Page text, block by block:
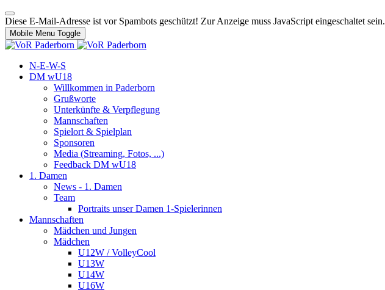
Diese E-Mail-Adresse ist vor Spambots geschützt! Zur Anzeige muss JavaScript eingeschaltet sein.
Mobile Menu Toggle
N-E-W-S
DM wU18
Willkommen in Paderborn
Grußworte
Unterkünfte & Verpflegung
Mannschaften
Spielort & Spielplan
Sponsoren
Media (Streaming, Fotos, ...)
Feedback DM wU18
1. Damen
News - 1. Damen
Team
Portraits unser Damen 1-Spielerinnen
Mannschaften
Mädchen und Jungen
Mädchen
U12W / VolleyCool
U13W
U14W
U16W